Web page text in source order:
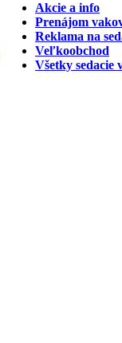
Akcie a info
Prenájom
Reklama na
Veľkoobchod
Všetky sedacie